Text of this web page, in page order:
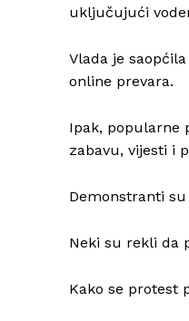
uključujući
Vlada je
online prevara.
Ipak, popularne
zabavu, vijesti i
Demonstranti
Neki su rekli da
Kako se protest